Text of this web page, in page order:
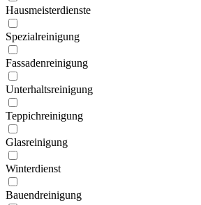
Hausmeister­dienste
Spezial­reinigung
Fassaden­reinigung
Unterhalts­reinigung
Teppich­reinigung
Glas­reinigung
Winter­dienst
Bauend­reinigung